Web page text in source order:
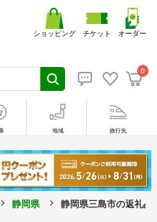
0
ショッピング チケット オーダー
地域 旅行先
静岡県 静岡県三島市の返礼品